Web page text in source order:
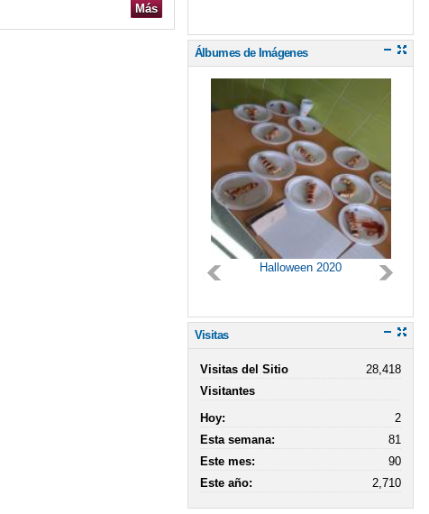
Más
Álbumes de Imágenes
Halloween 2020
Nuestro centro
Visitas
Visitas del Sitio
28,418
Visitantes
Hoy:
2
Esta semana:
81
Este mes:
90
Este año:
2,710